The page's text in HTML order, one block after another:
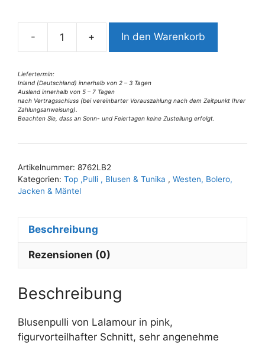
-
8762LB2
pink
Gr
36,
u
40
Menge
+ In den Warenkorb
Liefertermin:
Inland (Deutschland) innerhalb von 2 – 3 Tagen
Ausland innerhalb von 5 – 7 Tagen
nach Vertragsschluss (bei vereinbarter Vorauszahlung nach dem Zeitpunkt Ihrer
Zahlungsanweisung).
Beachten Sie, dass an Sonn- und Feiertagen keine Zustellung erfolgt.
a
i
v
e
:
Artikelnummer: 8762LB2
Kategorien: Top ,Pulli , Blusen & Tunika , Westen, Bolero,
Jacken & Mäntel
Beschreibung
Rezensionen (0)
Beschreibung
Blusenpulli von Lalamour in pink,
figurvorteilhafter Schnitt, sehr angenehme